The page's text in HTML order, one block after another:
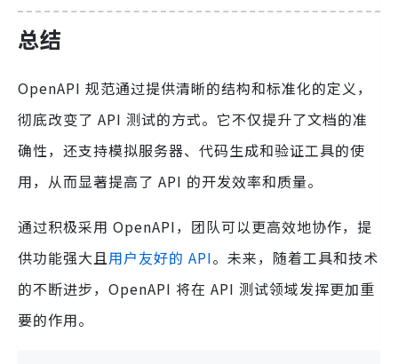
总结
OpenAPI 规范通过提供清晰的结构和标准化的定义，
彻底改变了 API 测试的方式。它不仅提升了文档的准
确性，还支持模拟服务器、代码生成和验证工具的使
用，从而显著提高了 API 的开发效率和质量。
通过积极采用 OpenAPI，团队可以更高效地协作，提
供功能强大且用户友好的 API。未来，随着工具和技术
的不断进步，OpenAPI 将在 API 测试领域发挥更加重
要的作用。